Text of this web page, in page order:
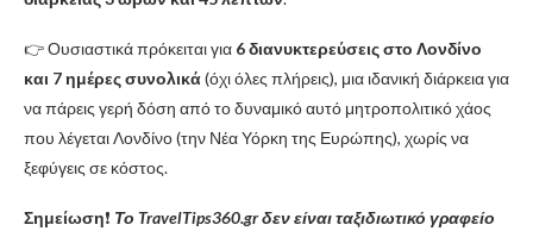
👉 Ουσιαστικά πρόκειται για 6 διανυκτερεύσεις στο Λονδίνο
και 7 ημέρες συνολικά(όχι όλες πλήρεις), μια ιδανική διάρκεια για
να πάρεις γερή δόση από το δυναμικό αυτό μητροπολιτικό χάος
που λέγεται Λονδίνο (την Νέα Υόρκη της Ευρώπης), χωρίς να
ξεφύγεις σε κόστος.
Σημείωση❗️ Το TravelTips360.gr δεν είναι ταξιδιωτικό γραφείο